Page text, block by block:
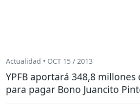
Actualidad • OCT 15 / 2013
YPFB aportará 348,8
para pagar Bono Juancito